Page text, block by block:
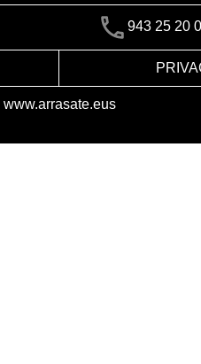
943 25 20
www.arrasate.eus